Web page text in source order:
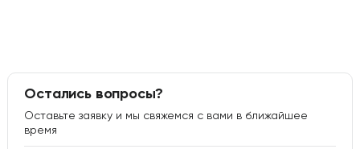
Остались вопросы?
Оставьте заявку и мы свяжемся с вами в ближайшее
время